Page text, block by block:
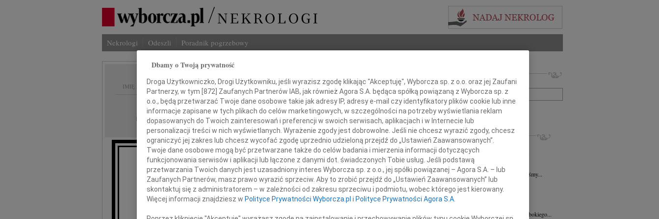
Nekrologi Odeszli Poradnik pogrzebowy
IMIĘ I NAZWISKO:
REGION: Poznań
DATA EMISJI: 27.07.2011
Panu Krzysztofowi Zaro
wyrazy głębokiego współczucia z powodu śmierci
Imię i nazwisko lub numer ogłoszenia:
+ szukanie zaawansowane
INNE NEKROLOGI
Tadeusz Kotłowski 06.08.2026
W dniu 3 sierpnia 2026 roku zmarł prof. dr...
Henryk Paplaczyk 06.08.2026
Z głębokim smutkiem i poruszeniem przyjęliśmy...
Henryk Paplaczyk
06.08.2026
Z głębokim smutkiem i żalem przyjęliśmy...
05.08.2026
Adw. Mariuszowi Paplaczykowi wyrazy głębokiego...
Dbamy o Twoją prywatność
Droga Użytkowniczko, Drogi Użytkowniku, jeśli wyrazisz zgodę klikając "Akceptuję", Wyborcza sp. z o.o. oraz jej Zaufani
Partnerzy, w tym [872] Zaufanych Partnerów IAB, jak również Agora S.A. będąca spółką powiązaną z Wyborcza sp. z
o.o., będą przetwarzać Twoje dane osobowe takie jak adresy IP, adresy e-mail czy identyfikatory plików cookie lub inne
informacje zapisane w tych plikach do celów marketingowych, w szczególności na potrzeby wyświetlania reklam
dopasowanych do Twoich zainteresowań i preferencji w swoich serwisach, aplikacjach i w Internecie lub
personalizacji treści w nich wyświetlanych. Wyrażenie zgody jest dobrowolne. Jeśli nie chcesz wyrazić zgody, chcesz
ograniczyć jej zakres lub chcesz wycofać zgodę uprzednio udzieloną przejdź do „Ustawień Zaawansowanych”.
Twoje dane osobowe mogą być przetwarzane także do celów badania i mierzenia informacji dotyczących
funkcjonowania serwisów i aplikacji lub łączone z danymi dot. świadczonych Tobie usług. Jeśli podstawą
przetwarzania Twoich danych jest uzasadniony interes Wyborcza sp. z o.o., jej spółki powiązanej – Agora S.A. – lub
Zaufanych Partnerów, masz prawo wyrazić sprzeciw. Aby to zrobić przejdź do „Ustawień Zaawansowanych” lub
skontaktuj się z administratorem – w zależności od zakresu sprzeciwu i podmiotu, wobec którego jest kierowany.
Więcej informacji znajdziesz w Polityce Prywatności Wyborcza.pl i Polityce Prywatności Agora S.A.